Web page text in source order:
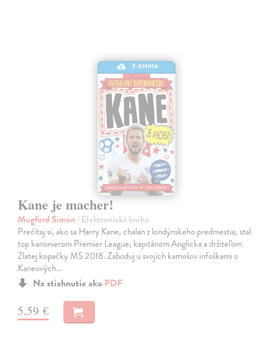
E-KNIHA
Kane je macher!
Mugford Simon | Elektronická kniha
Prečítaj si, ako sa Harry Kane, chalan z londýnskeho predmestia, stal
top kanonierom Premier League, kapitánom Anglicka a držiteľom
Zlatej kopačky MS 2018. Zaboduj u svojich kamošov infoškami o
Kaneových…
Na stiahnutie ako PDF
5,59 €